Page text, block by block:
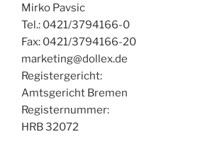
Mirko Pavsic
Tel.: 0421/3794166-0
Fax: 0421/3794166-20
marketing@dollex.de
Registergericht:
Amtsgericht Bremen
Registernummer:
HRB 32072